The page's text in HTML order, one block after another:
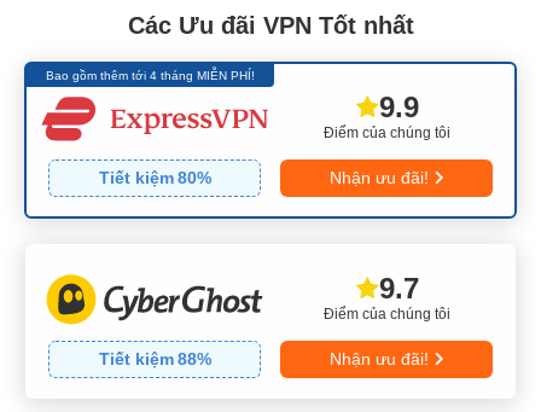
Các Ưu đãi VPN Tốt nhất
Bao gồm thêm tới 4 tháng MIỄN PHÍ!
Điểm của chúng tôi
9.9
Tiết kiệm 80% Nhận ưu đãi!
Điểm của chúng tôi
9.7
Tiết kiệm 88% Nhận ưu đãi!